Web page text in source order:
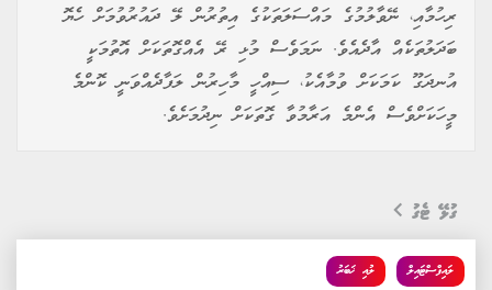
ރިހުމާއި، ނޭވާލުމުގެ މައްސަލަތަކުގެ އިތުރުން ލޭ ދައުރުވުމަށް ހެޔޮ
ބަދަލުތަކެއް އާދެއެވެ. ނަމަވެސް މުޅި ރޭ އެއްގޮތަކަށް އޮތުމަކީ
އުނދަގޫ ކަމަކަށް ވުމާއެކު، ސިއްހީ މާހިރުން ލަފާދެއްވަނީ ކޮންމެ
މީހަކަށްވެސް އެންމެ އަރާމުވާ ގޮތަކަށް ނިދުމަށެވެ.
ގުޅޭ ޓެގު
ލުއި ޚަބަރު ލައިފްސްޓައިލް